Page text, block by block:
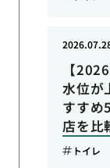
【
水位が
すすめ
店を比
トイレ